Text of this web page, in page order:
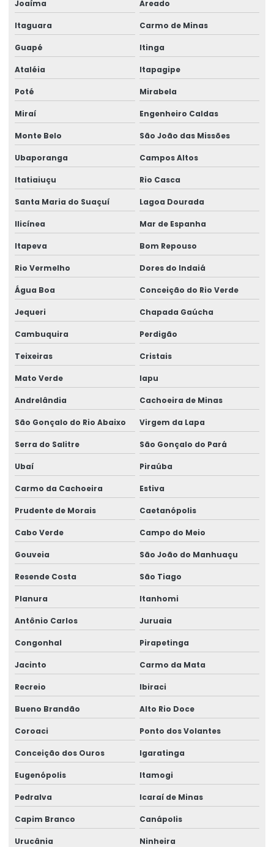
Venda de talha elétrica para usina hidrelétrica
Joaíma Areado
Itaguara Carmo de Minas
Guapé Itinga
Ataléia Itapagipe
Poté Mirabela
Miraí Engenheiro Caldas
Monte Belo São João das Missões
Ubaporanga Campos Altos
Itatiaiuçu Rio Casca
Santa Maria do Suaçuí Lagoa Dourada
Ilicínea Mar de Espanha
Itapeva Bom Repouso
Rio Vermelho Dores do Indaiá
Água Boa Conceição do Rio Verde
Jequeri Chapada Gaúcha
Cambuquira Perdigão
Teixeiras Cristais
Mato Verde Iapu
Andrelândia Cachoeira de Minas
São Gonçalo do Rio Abaixo Virgem da Lapa
Serra do Salitre São Gonçalo do Pará
Ubaí Piraúba
Carmo da Cachoeira Estiva
Prudente de Morais Caetanópolis
Cabo Verde Campo do Meio
Gouveia São João do Manhuaçu
Resende Costa São Tiago
Planura Itanhomi
Antônio Carlos Juruaia
Congonhal Pirapetinga
Jacinto Carmo da Mata
Recreio Ibiraci
Bueno Brandão Alto Rio Doce
Coroaci Ponto dos Volantes
Conceição dos Ouros Igaratinga
Eugenópolis Itamogi
Pedralva Icaraí de Minas
Capim Branco Canápolis
Urucânia Ninheira